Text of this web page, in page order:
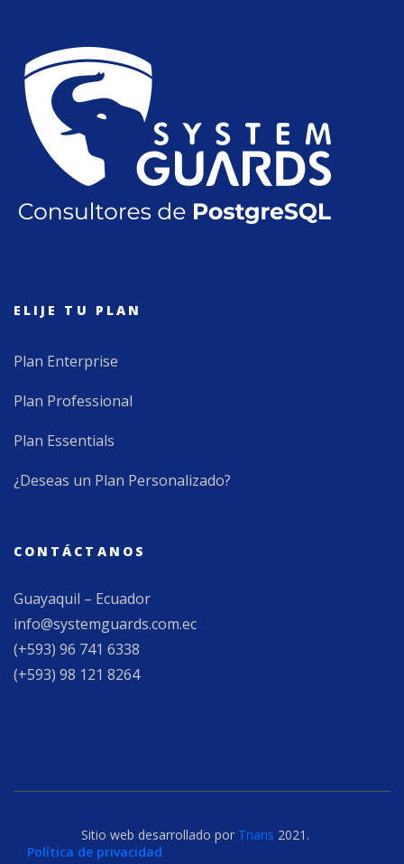
ELIJE TU PLAN
Plan Enterprise
Plan Professional
Plan Essentials
¿Deseas un Plan Personalizado?
CONTÁCTANOS
Guayaquil – Ecuador
info@systemguards.com.ec
(+593) 96 741 6338
(+593) 98 121 8264
Sitio web desarrollado por Triaris 2021.
Política de privacidad